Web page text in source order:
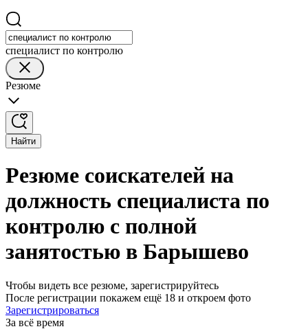
специалист по контролю
Резюме
Найти
Резюме соискателей на
должность специалиста по
контролю с полной
занятостью в Барышево
Чтобы видеть все резюме, зарегистрируйтесь
После регистрации покажем ещё 18 и откроем фото
Зарегистрироваться
За всё время